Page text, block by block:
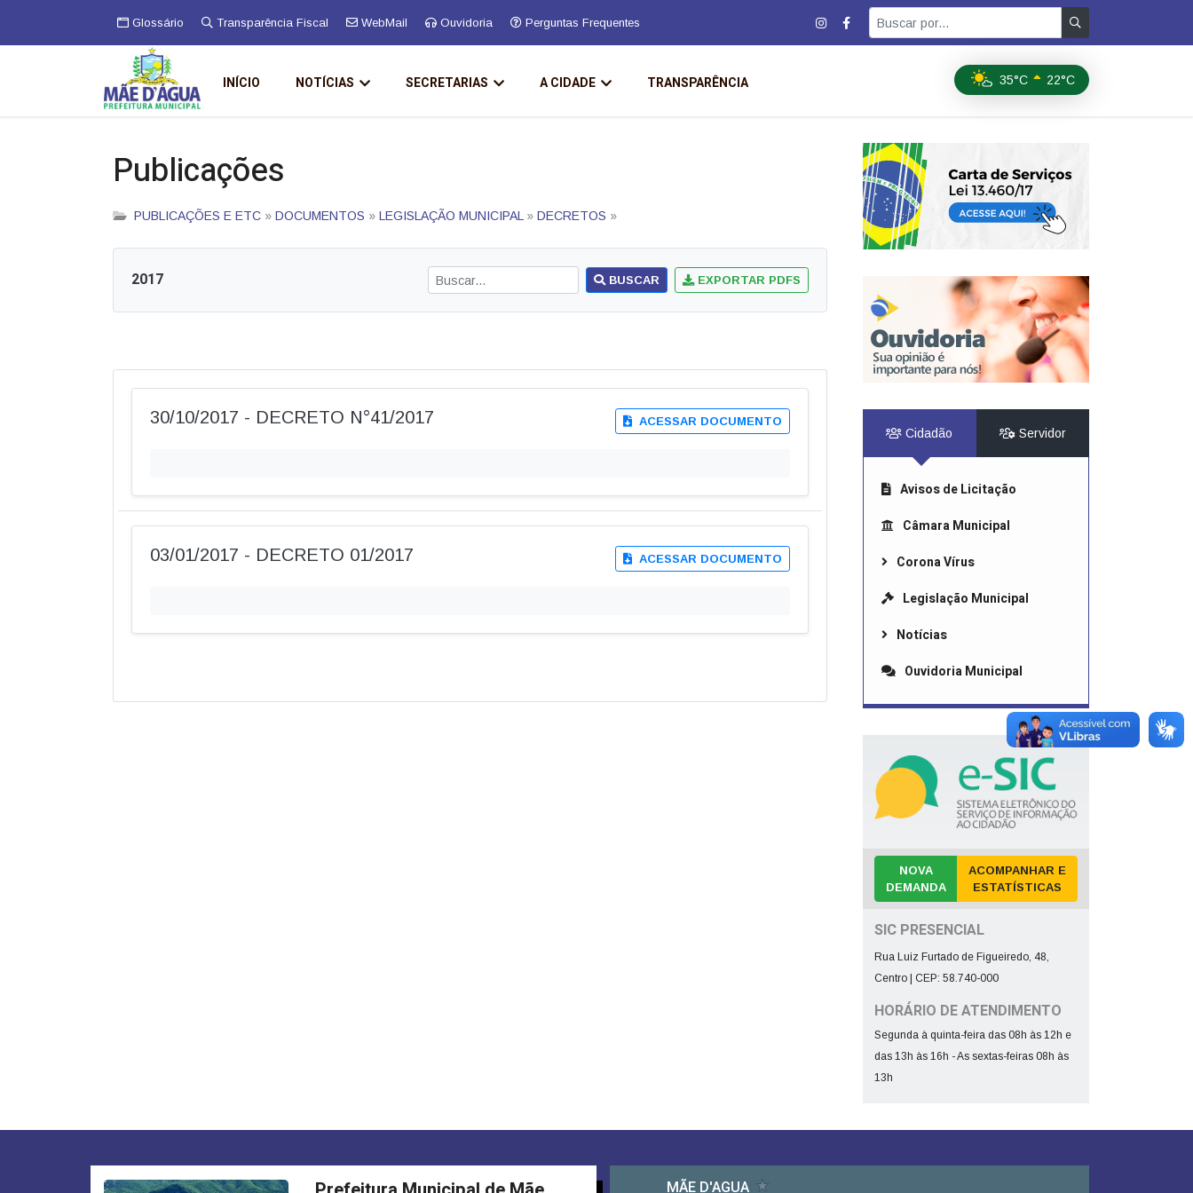
Glossário Transparência Fiscal WebMail Ouvidoria Perguntas Frequentes
35°C 22°C
INÍCIO NOTÍCIAS SECRETARIAS A CIDADE TRANSPARÊNCIA
Publicações
PUBLICAÇÕES E ETC » DOCUMENTOS » LEGISLAÇÃO MUNICIPAL » DECRETOS »
2017 BUSCAR EXPORTAR PDFS
30/10/2017 - DECRETO N°41/2017 ACESSAR DOCUMENTO
03/01/2017 - DECRETO 01/2017 ACESSAR DOCUMENTO
Cidadão Servidor
Avisos de Licitação
Câmara Municipal
Corona Vírus
Legislação Municipal
Notícias
Ouvidoria Municipal
NOVA
DEMANDA
ACOMPANHAR E
ESTATÍSTICAS
SIC PRESENCIAL
Rua Luiz Furtado de Figueiredo, 48,
Centro | CEP: 58.740-000
HORÁRIO DE ATENDIMENTO
Segunda à quinta-feira das 08h às 12h e
das 13h às 16h - As sextas-feiras 08h às
13h